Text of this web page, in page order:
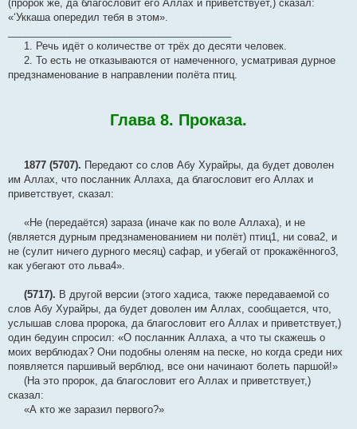
(пророк же, да благословит его Аллах и приветствует,) сказал:
«‘Уккaша опередил тебя в этом».
1. Речь идёт о количестве от трёх до десяти человек.
2. То есть не отказываются от намеченного, усматривая дурное
предзнаменование в направлении полёта птиц.
Глава 8. Проказа.
1877 (5707). Передают со слов Абу Хурайры, да будет доволен
им Аллах, что посланник Аллаха, да благословит его Аллах и
приветствует, сказал:
«Не (передаётся) зараза (иначе как по воле Аллаха), и не
(является дурным предзнаменованием ни полёт) птиц1, ни сова2, и
не (сулит ничего дурного месяц) сафар, и убегай от прокажённого3,
как убегают ото льва4».
(5717). В другой версии (этого хадиса, также передаваемой со
слов Абу Хурайры, да будет доволен им Аллах, сообщается, что,
услышав слова пророка, да благословит его Аллах и приветствует,)
один бедуин спросил: «О посланник Аллаха, а что ты скажешь о
моих верблюдах? Они подобны оленям на песке, но когда среди них
появляется паршивый верблюд, все они начинают болеть паршой!»
(На это пророк, да благословит его Аллах и приветствует,)
сказал:
«А кто же заразил первого?»